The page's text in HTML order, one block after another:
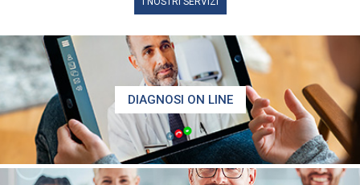
DIAGNOSI ON LINE